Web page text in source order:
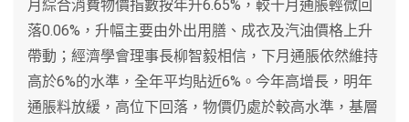
月綜合消費物價指數按年升6.65%，較十月通脹輕微回
落0.06%，升幅主要由外出用膳、成衣及汽油價格上升
帶動；經濟學會理事長柳智毅相信，下月通脹依然維持
高於6%的水準，全年平均貼近6%。今年高增長，明年
通脹料放緩，高位下回落，物價仍處於較高水準，基層